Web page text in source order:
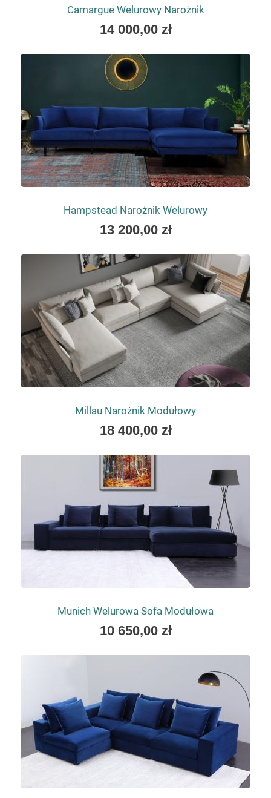
Camargue Welurowy Narożnik
As
as
14 000,00 zł
Hampstead Narożnik Welurowy
As
as
13 200,00 zł
Millau Narożnik Modułowy
As
as
18 400,00 zł
Munich Welurowa Sofa Modułowa
As
as
10 650,00 zł